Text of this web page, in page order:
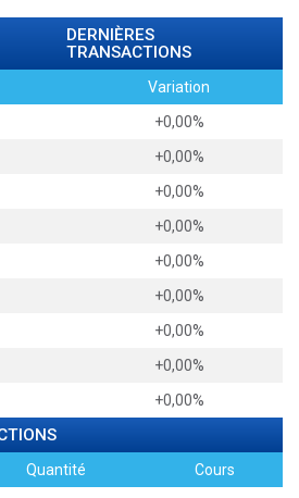
DERNIÈRES
TRANSACTIONS
Variation
+0,00%
+0,00%
+0,00%
+0,00%
+0,00%
+0,00%
+0,00%
+0,00%
+0,00%
Quantité Cours